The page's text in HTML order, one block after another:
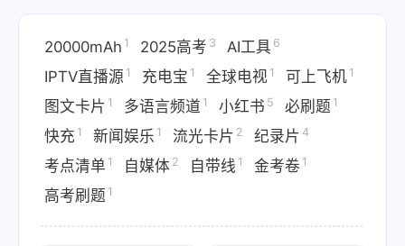
20000mAh 1 2025高考 3 AI工具 6
IPTV直播源 1 充电宝 1 全球电视 1 可上飞机 1
图文卡片 1 多语言频道 1 小红书 5 必刷题 1
快充 1 新闻娱乐 1 流光卡片 2 纪录片 4
考点清单 1 自媒体 2 自带线 1 金考卷 1
高考刷题 1